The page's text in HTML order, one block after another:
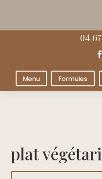
04
Menu Formules
plat